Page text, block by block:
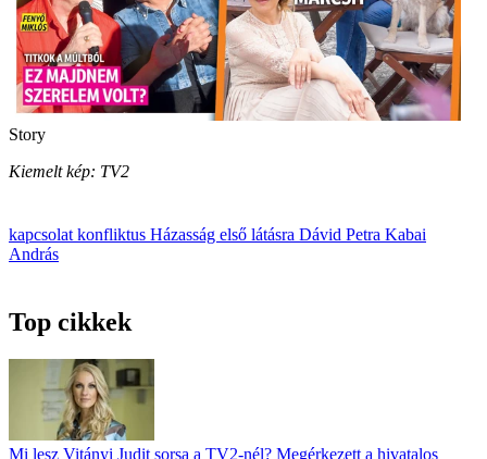
Story
Kiemelt kép: TV2
kapcsolat konfliktus Házasság első látásra Dávid Petra Kabai
András
Top cikkek
Mi lesz Vitányi Judit sorsa a TV2-nél? Megérkezett a hivatalos